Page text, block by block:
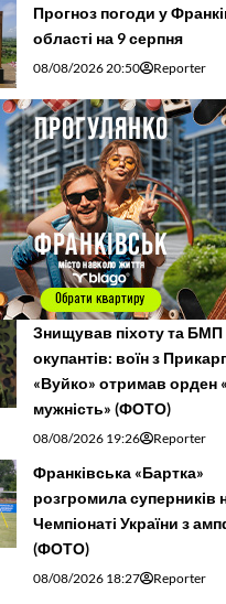
Прогноз погоди у
області на 9 серпня
08/08/2026 20:50 Reporter
Знищував піхоту та БМП
окупантів: воїн з
«Вуйко» отримав орден
мужність» (ФОТО)
08/08/2026 19:26 Reporter
Франківська «Бартка»
розгромила суперників
Чемпіонаті України з
(ФОТО)
08/08/2026 18:27 Reporter